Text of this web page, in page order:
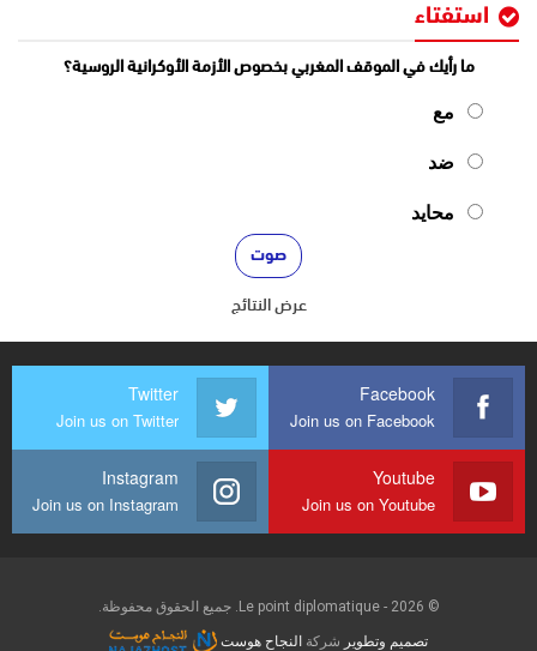
استفتاء
ما رأيك في الموقف المغربي بخصوص الأزمة الأوكرانية الروسية؟
مع
ضد
محايد
عرض النتائج
Facebook
Join us on Facebook
Twitter
Join us on Twitter
Youtube
Join us on Youtube
Instagram
Join us on Instagram
© 2026 - Le point diplomatique. جميع الحقوق محفوظة.
تصميم وتطوير شركة النجاح هوست